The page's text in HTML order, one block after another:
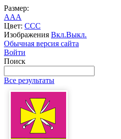
Размер:
AAA
Цвет: CCC
Изображения Вкл.Выкл.
Обычная версия сайта
Войти
Поиск
Все результаты